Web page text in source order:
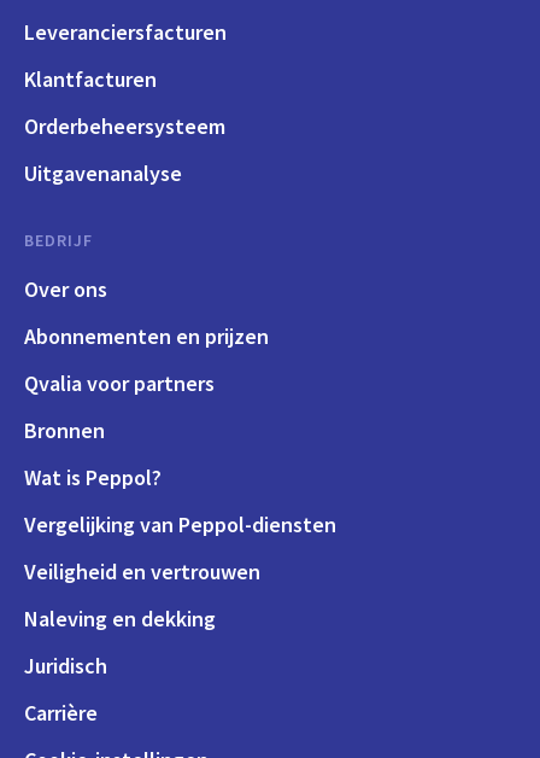
Leveranciersfacturen
Klantfacturen
Orderbeheersysteem
Uitgavenanalyse
BEDRIJF
Over ons
Abonnementen en prijzen
Qvalia voor partners
Bronnen
Wat is Peppol?
Vergelijking van Peppol-diensten
Veiligheid en vertrouwen
Naleving en dekking
Juridisch
Carrière